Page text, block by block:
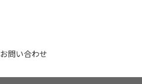
お問い合わせ